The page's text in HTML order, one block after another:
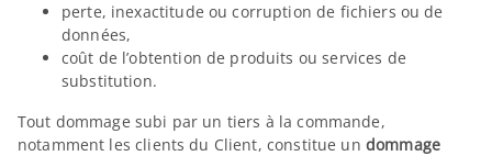
perte, inexactitude ou corruption de fichiers ou de
données,
coût de l’obtention de produits ou services de
substitution.
Tout dommage subi par un tiers à la commande,
notamment les clients du Client, constitue un dommage